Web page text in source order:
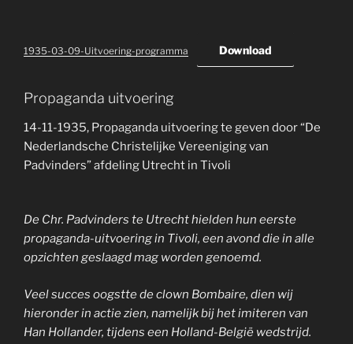
1935-03-09-Uitvoering-programma Download
Propaganda uitvoering
14-11-1935, Propaganda uitvoering te geven door “De
Nederlandsche Christelijke Vereeniging van
Padvinders” afdeling Utrecht in Tivoli
De Chr. Padvinders te Utrecht hielden hun eerste
propaganda-uitvoering in Tivoli, een avond die in alle
opzichten geslaagd mag worden genoemd.
Veel succes oogstte de clown Bombaire, dien wij
hieronder in actie zien, namelijk bij het imiteren van
Han Hollander, tijdens een Holland-België wedstrijd.